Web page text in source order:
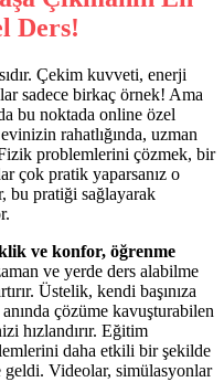
Ders!
Çekim kuvveti, enerji
sadece birkaç örnek! Ama
bu noktada online özel
rahatlığında, uzman
problemlerini çözmek, bir
çok pratik yaparsanız o
bu pratiği sağlayarak
ve konfor, öğrenme
ve yerde ders alabilme
Üstelik, kendi başınıza
anında çözüme kavuşturabilen
hızlandırır. Eğitim
daha etkili bir şekilde
Videolar, simülasyonlar